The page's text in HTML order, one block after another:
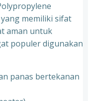
memiliki sifat
aman untuk
populer digunakan
panas bertekanan